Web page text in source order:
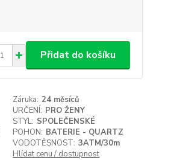
Přidat do košíku
Záruka: 24 měsíců
URČENÍ: PRO ŽENY
STYL: SPOLEČENSKÉ
POHON: BATERIE - QUARTZ
VODOTĚSNOST: 3ATM/30m
Hlídat cenu / dostupnost